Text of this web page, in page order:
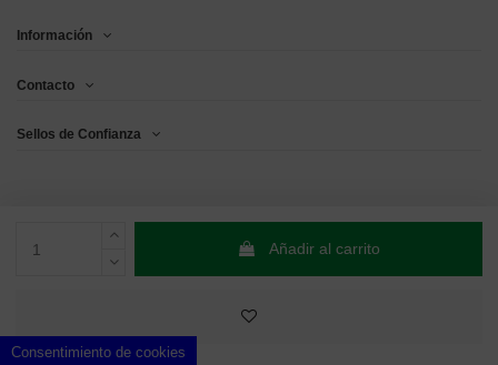
Añadir al carrito
Información
Contacto
Sellos de Confianza
Consentimiento de cookies